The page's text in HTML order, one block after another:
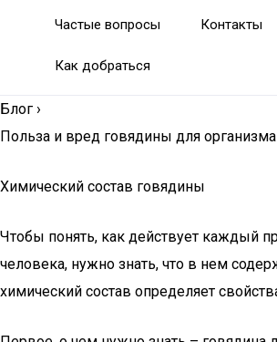
Частые вопросы Контакты
Как добраться
Блог ›
Польза и вред говядины для организма
Химический состав говядины
Чтобы понять, как действует каждый
человека, нужно знать, что в нем
химический состав определяет